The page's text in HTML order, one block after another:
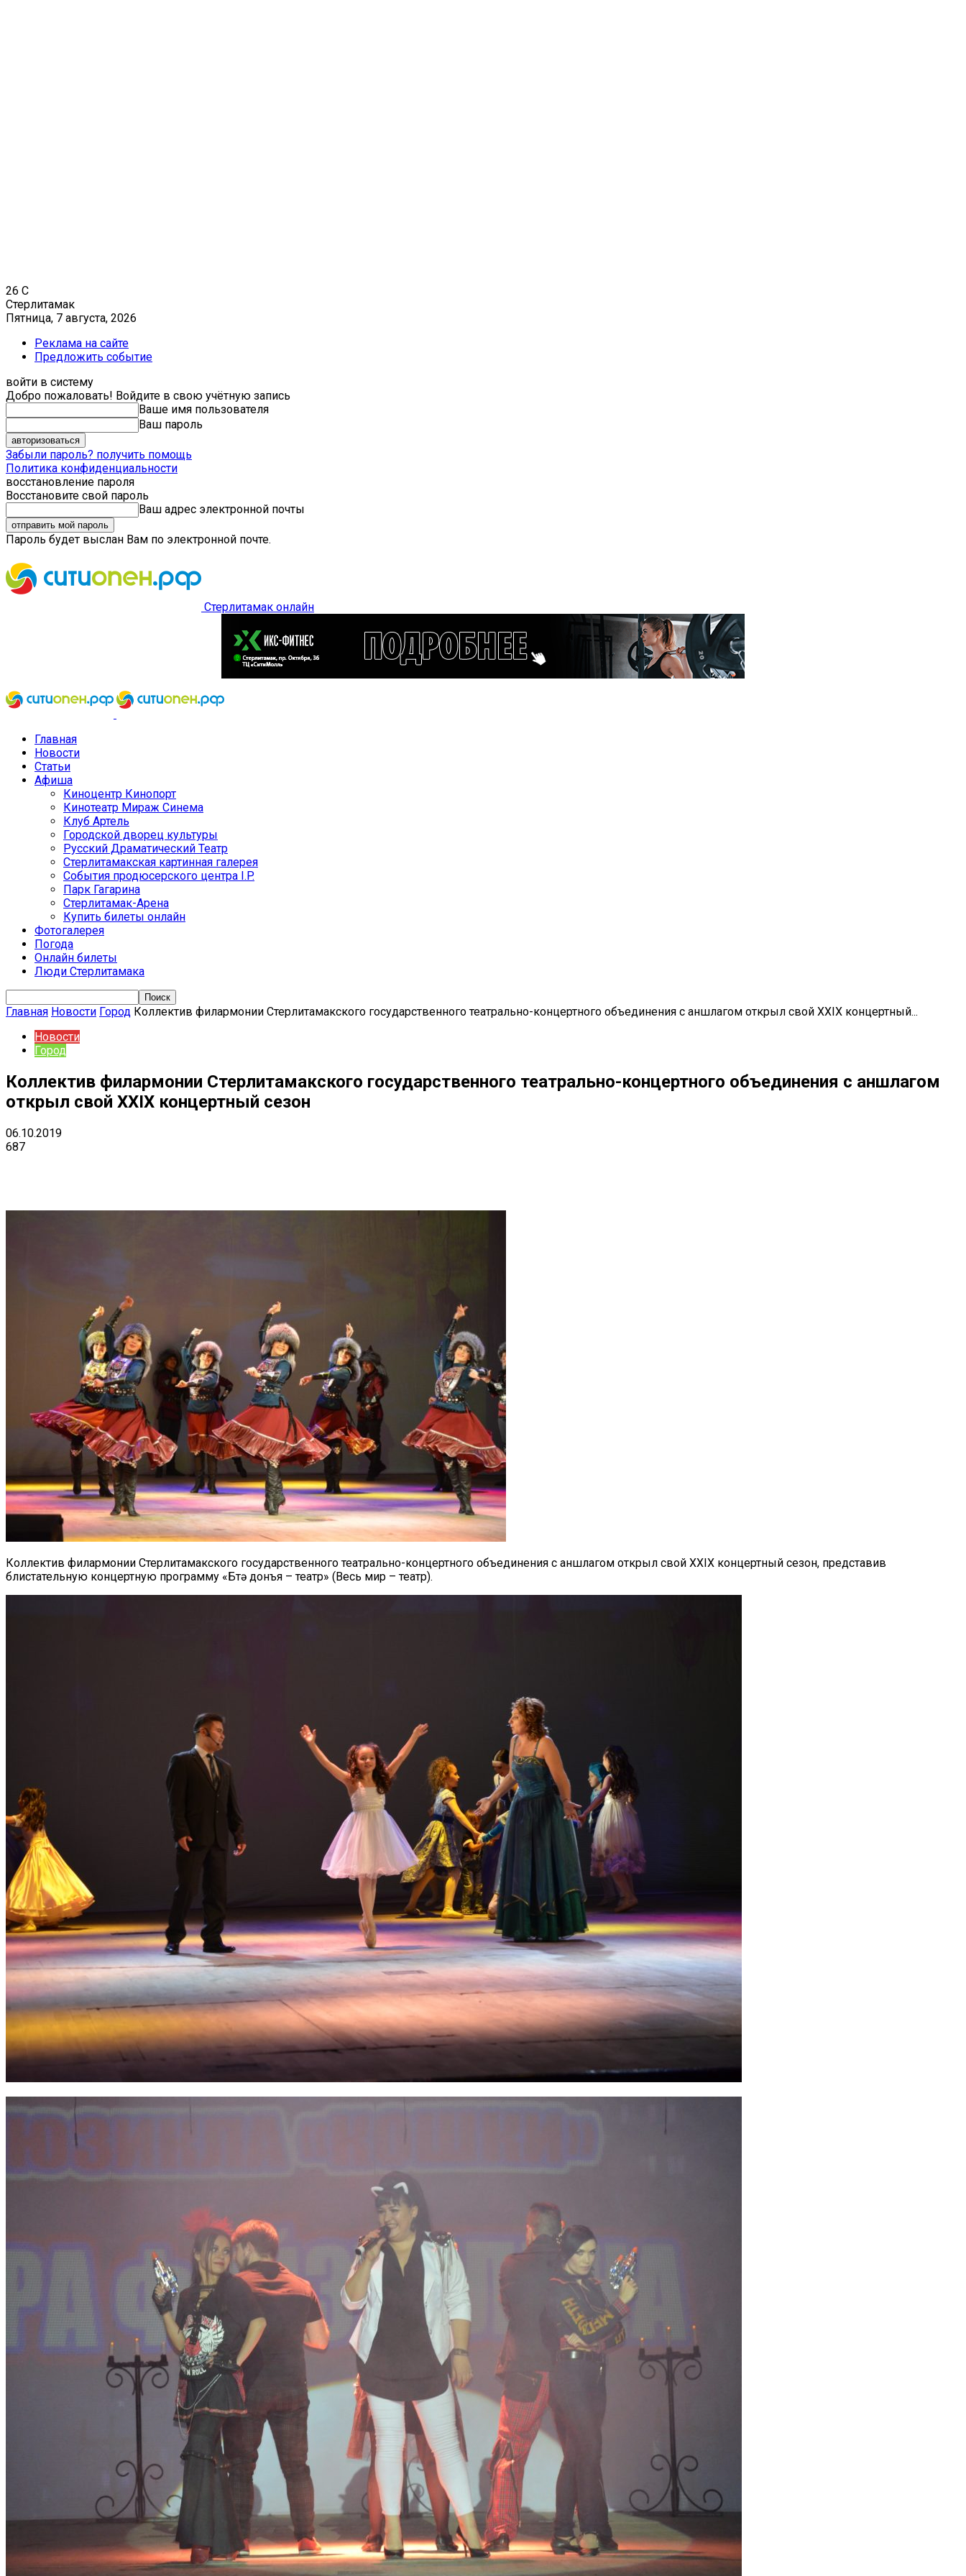
26 C
Стерлитамак
Пятница, 7 августа, 2026
Реклама на сайте
Предложить событие
войти в систему
Добро пожаловать! Войдите в свою учётную запись
Ваше имя пользователя
Ваш пароль
Забыли пароль? получить помощь
Политика конфиденциальности
восстановление пароля
Восстановите свой пароль
Ваш адрес электронной почты
Пароль будет выслан Вам по электронной почте.
Стерлитамак онлайн
Главная
Новости
Статьи
Афиша
Киноцентр Кинопорт
Кинотеатр Мираж Синема
Клуб Артель
Городской дворец культуры
Русский Драматический Театр
Стерлитамакская картинная галерея
События продюсерского центра I.P.
Парк Гагарина
Стерлитамак-Арена
Купить билеты онлайн
Фотогалерея
Погода
Онлайн билеты
Люди Стерлитамака
Главная Новости Город Коллектив филармонии Стерлитамакского государственного театрально-концертного объединения с аншлагом открыл свой XXIX концертный...
Новости
Город
Коллектив филармонии Стерлитамакского государственного театрально-концертного объединения с аншлагом
открыл свой XXIX концертный сезон
06.10.2019
687
Коллектив филармонии Стерлитамакского государственного театрально-концертного объединения с аншлагом открыл свой XXIX концертный сезон, представив
блистательную концертную программу «Бөтә донъя – театр» (Весь мир – театр).